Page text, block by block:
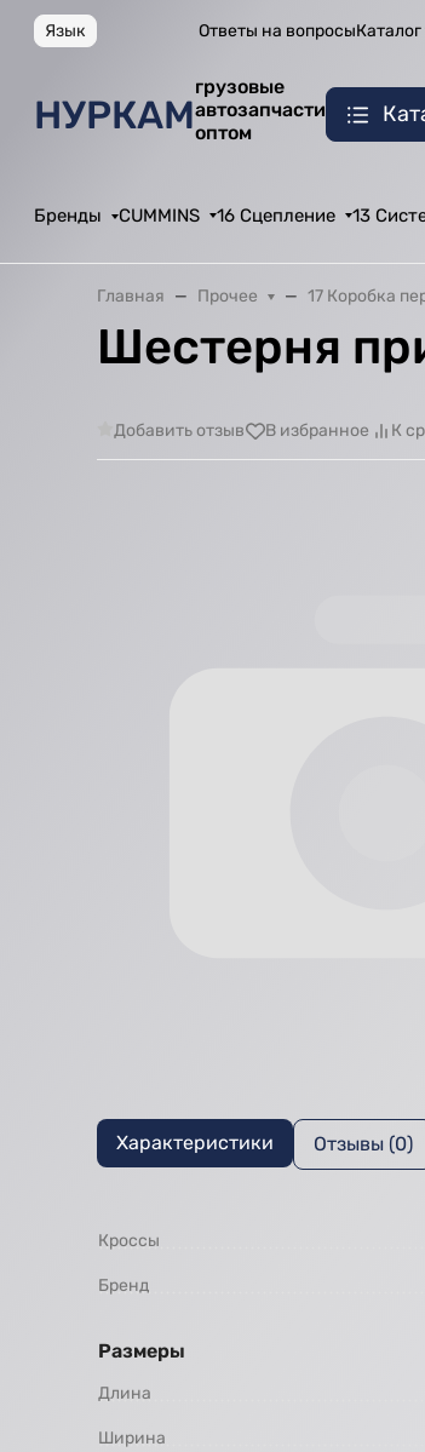
Язык Ответы на вопросы
НУРКАМ
грузовые
автозапчасти
оптом
Бренды CUMMINS 16 Сцепление 13
Главная Прочее 17 Коробка
Шестерня
Добавить отзыв В избранное К
Характеристики Отзывы (0)
Кроссы
Бренд
Размеры
Длина
Ширина